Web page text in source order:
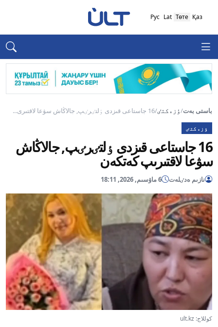
Қаз
Төте
Lat
Рус
باستى بەت/ٶزەكتٸ/16 جاستاعى قىزدى ٶلتٸرٸپ, جالاڭاش سۋعا لاقتىرى...
ٶزەكتٸ
16 جاستاعى قىزدى ٶلتٸرٸپ, جالاڭاش
سۋعا لاقتىرىپ كەتكەن
نازىم ەدٸلەت 6 ماۋسىم, 2026, 18:11
كوللاج: ult.kz